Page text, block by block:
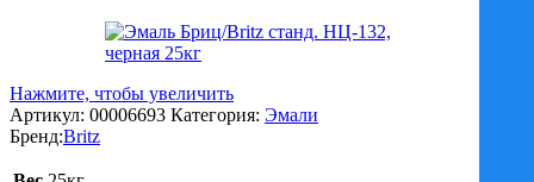
Нажмите, чтобы увеличить
Артикул: 00006693 Категория: Эмали
Бренд:Britz